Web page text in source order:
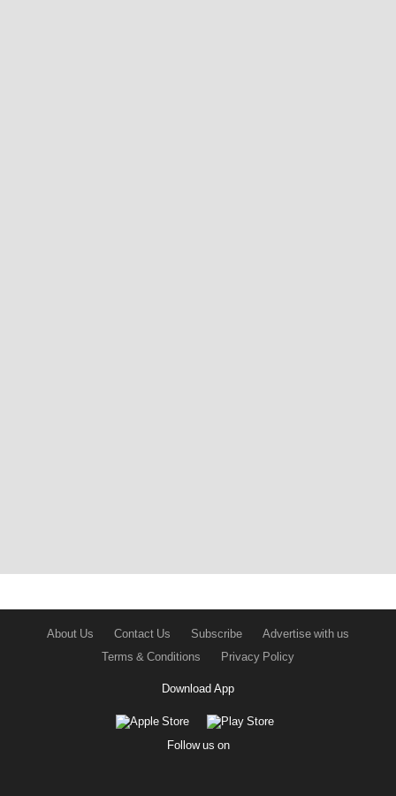
About Us Contact Us Subscribe
Advertise with us
Terms & Conditions
Privacy Policy
Download App
Follow us on